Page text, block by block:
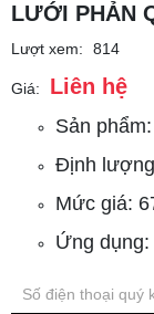
LƯỚI PHẢN
Lượt xem: 814
Giá: Liên hệ
Sản
Định
Mức giá:
Ứng